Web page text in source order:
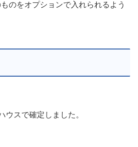
のをオプションで入れられるよう
ウスで確定しました。